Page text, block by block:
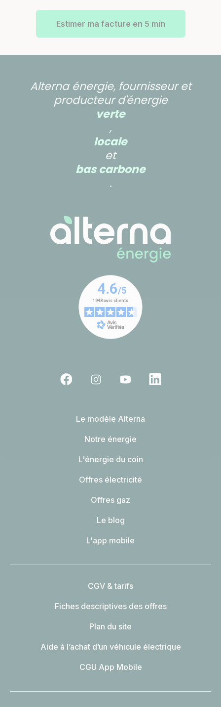
Estimer ma facture en 5 min
Alterna énergie, fournisseur et
producteur d'énergie
verte
,
locale
et
bas carbone
.
Le modèle Alterna
Notre énergie
L'énergie du coin
Offres électricité
Offres gaz
Le blog
L'app mobile
CGV & tarifs
Fiches descriptives des offres
Plan du site
Aide à l’achat d’un véhicule électrique
CGU App Mobile